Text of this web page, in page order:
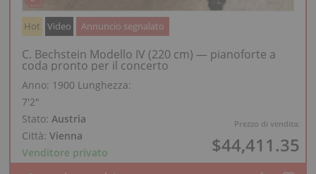
Prezzo di vendita:
$44,411.35
Hot Video Annuncio segnalato
C. Bechstein Modello IV (220 cm) — pianoforte a
coda pronto per il concerto
Anno: 1900 Lunghezza:
7′2″
Stato: Austria
Città: Vienna
Venditore privato